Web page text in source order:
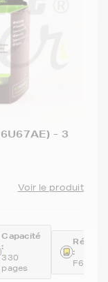
- 3
Voir le produit
Capacité
:
330
pages
: